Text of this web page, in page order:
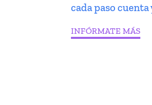
cada paso
INFÓRMATE MÁS